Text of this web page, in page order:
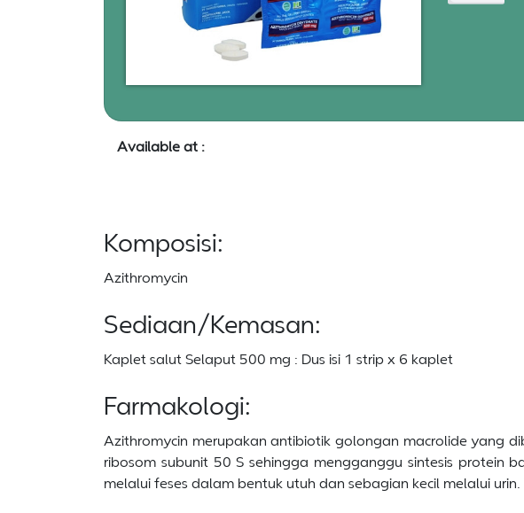
Available at :
Komposisi:
Azithromycin
Sediaan/Kemasan:
Kaplet salut Selaput 500 mg : Dus isi 1 strip x 6 kaplet
Farmakologi:
Azithromycin merupakan antibiotik golongan macrolide yang
ribosom subunit 50 S sehingga mengganggu sintesis protein
melalui feses dalam bentuk utuh dan sebagian kecil melalui